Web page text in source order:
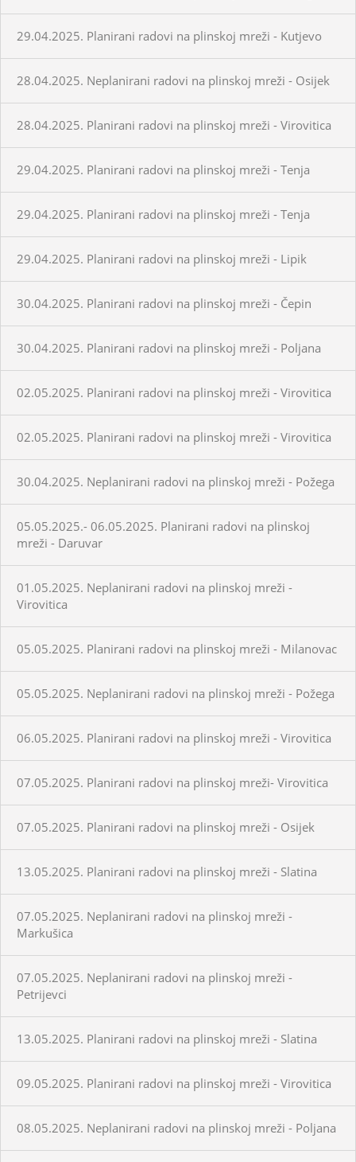
29.04.2025. Planirani radovi na plinskoj mreži - Kutjevo
28.04.2025. Neplanirani radovi na plinskoj mreži - Osijek
28.04.2025. Planirani radovi na plinskoj mreži - Virovitica
29.04.2025. Planirani radovi na plinskoj mreži - Tenja
29.04.2025. Planirani radovi na plinskoj mreži - Tenja
29.04.2025. Planirani radovi na plinskoj mreži - Lipik
30.04.2025. Planirani radovi na plinskoj mreži - Čepin
30.04.2025. Planirani radovi na plinskoj mreži - Poljana
02.05.2025. Planirani radovi na plinskoj mreži - Virovitica
02.05.2025. Planirani radovi na plinskoj mreži - Virovitica
30.04.2025. Neplanirani radovi na plinskoj mreži - Požega
05.05.2025.- 06.05.2025. Planirani radovi na plinskoj
mreži - Daruvar
01.05.2025. Neplanirani radovi na plinskoj mreži -
Virovitica
05.05.2025. Planirani radovi na plinskoj mreži - Milanovac
05.05.2025. Neplanirani radovi na plinskoj mreži - Požega
06.05.2025. Planirani radovi na plinskoj mreži - Virovitica
07.05.2025. Planirani radovi na plinskoj mreži- Virovitica
07.05.2025. Planirani radovi na plinskoj mreži - Osijek
13.05.2025. Planirani radovi na plinskoj mreži - Slatina
07.05.2025. Neplanirani radovi na plinskoj mreži -
Markušica
07.05.2025. Neplanirani radovi na plinskoj mreži -
Petrijevci
13.05.2025. Planirani radovi na plinskoj mreži - Slatina
09.05.2025. Planirani radovi na plinskoj mreži - Virovitica
08.05.2025. Neplanirani radovi na plinskoj mreži - Poljana